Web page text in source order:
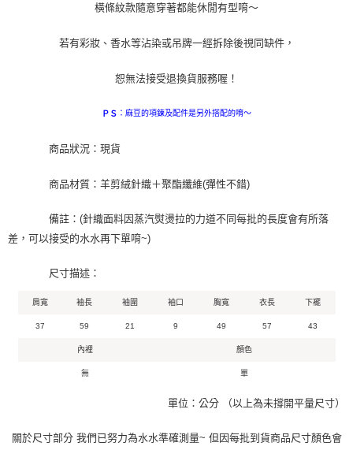
橫條紋款隨意穿著都能休閒有型唷～
若有彩妝、香水等沾染或吊牌一經拆除後視同缺件，
恕無法接受退換貨服務喔！
ＰＳ ：麻豆的項鍊及配件是另外搭配的唷～
商品狀況：現貨
商品材質：羊剪絨針織＋聚酯纖維(彈性不錯)
備註：(針織面料因蒸汽熨燙拉的力道不同每批的長度會有所落
差，可以接受的水水再下單唷~)
尺寸描述：
肩寬 袖長 袖圍 袖口 胸寬 衣長 下襬
37 59 21 9 49 57 43
內裡 顏色
無 單
單位：公分 （以上為未撐開平量尺寸）
關於尺寸部分 我們已努力為水水準確測量~ 但因每批到貨商品尺寸顏色會